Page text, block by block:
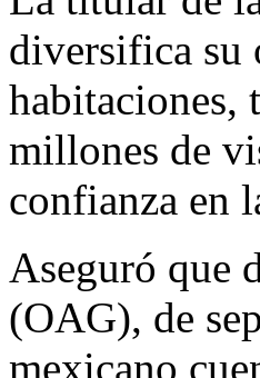
diversifica su
habitaciones,
millones de
confianza en
Aseguró que
(OAG), de
mexicano